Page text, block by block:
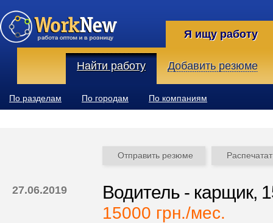
Я ищу работу
Найти работу Добавить резюме
По разделам По городам По компаниям
Отправить резюме
27.06.2019 Водитель - карщик,
15000 грн./мес.